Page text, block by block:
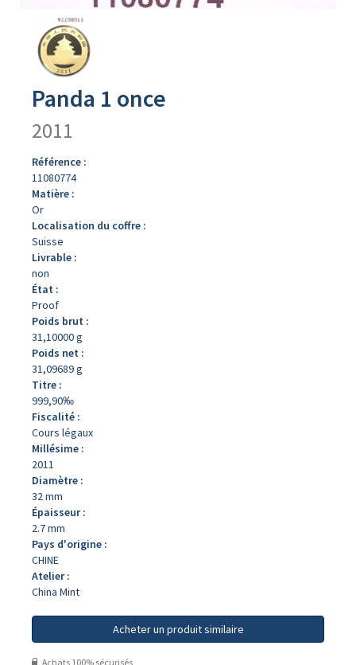
produit
Panda 1 once
2011
Référence :
11080774
Matière :
Or
Localisation du coffre :
Suisse
Livrable :
non
État :
Proof
Poids brut :
31,10000 g
Poids net :
31,09689 g
Titre :
999,90‰
Fiscalité :
Cours légaux
Millésime :
2011
Diamètre :
32 mm
Épaisseur :
2.7 mm
Pays d'origine :
CHINE
Atelier :
China Mint
Acheter un produit similaire
Achats 100% sécurisés